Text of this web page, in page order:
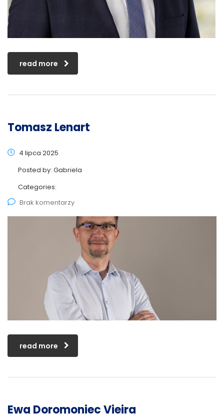
read more
Tomasz Lenart
4 lipca 2025
Posted by: Gabriela
Categories:
Brak komentarzy
read more
Ewa Doromoniec Vieira